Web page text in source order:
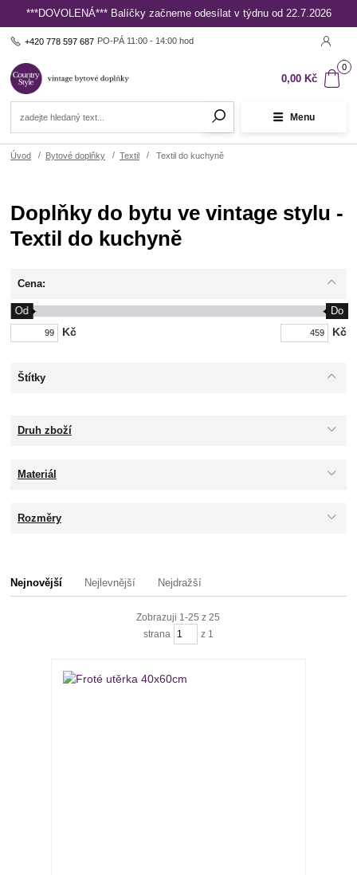
***DOVOLENÁ*** Balíčky začneme odesílat v týdnu od 22.7.2026
Menu
+420 778 597 687 PO-PÁ 11:00 - 14:00 hod
0
0,00 Kč
Úvod Bytové doplňky Textil Textil do kuchyně
Doplňky do bytu ve vintage stylu -
Textil do kuchyně
Cena:
Kč
Od Do
Kč
Štítky
Druh zboží
Materiál
Rozměry
Nejnovější Nejlevnější Nejdražší
Zobrazuji 1-25 z 25
strana
z 1